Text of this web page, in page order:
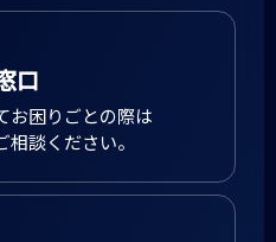
口
お困りごとの際は
相談ください。